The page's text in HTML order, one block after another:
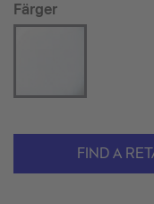
Färger
FIND A